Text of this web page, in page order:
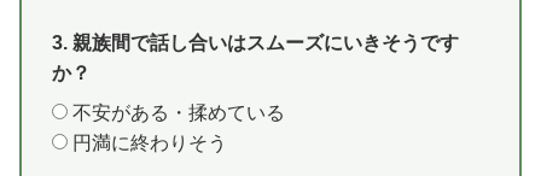
3. 親族間で話し合いはスムーズにいきそうです
か？
不安がある・揉めている
円満に終わりそう